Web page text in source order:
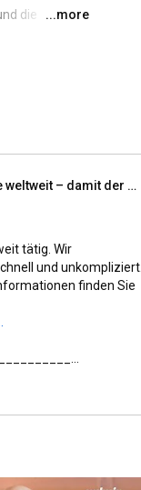
die
...more
Wir unterstützen die Arbeit der Kirche weltweit – damit der Glaube lebt!
tätig. Wir
und unkompliziert.
finden Sie
Hilfswerk und eine